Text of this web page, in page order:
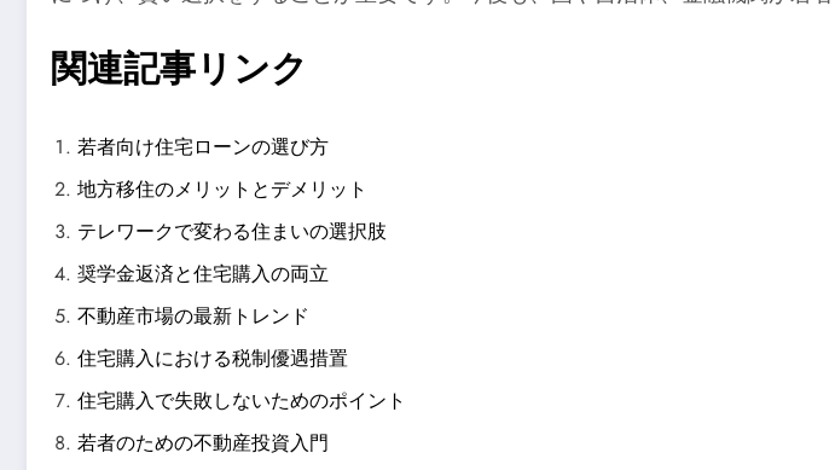
関連記事リンク
若者向け住宅ローンの選び方
地方移住のメリットとデメリット
テレワークで変わる住まいの選択肢
奨学金返済と住宅購入の両立
不動産市場の最新トレンド
住宅購入における税制優遇措置
住宅購入で失敗しないためのポイント
若者のための不動産投資入門